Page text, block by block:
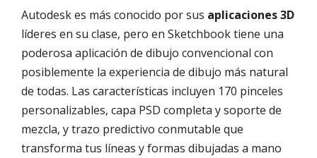
Autodesk es más conocido por sus aplicaciones 3D
líderes en su clase, pero en Sketchbook tiene una
poderosa aplicación de dibujo convencional con
posiblemente la experiencia de dibujo más natural
de todas. Las características incluyen 170 pinceles
personalizables, capa PSD completa y soporte de
mezcla, y trazo predictivo conmutable que
transforma tus líneas y formas dibujadas a mano